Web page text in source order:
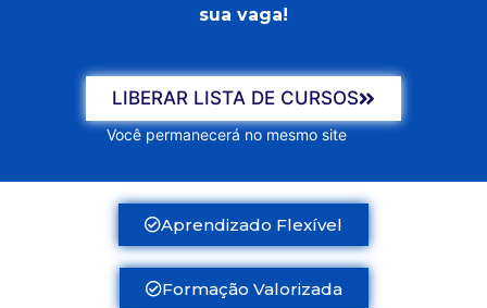
sua vaga!
LIBERAR LISTA DE CURSOS
Você permanecerá no mesmo site
Aprendizado Flexível
Formação Valorizada